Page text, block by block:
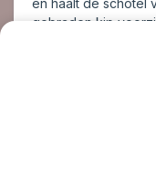
gebraden kip
door de kamer. Ze
naar hem, maar in
knikt hij kort terug,
zichzelf met een
zet ze de
hebben gekust als